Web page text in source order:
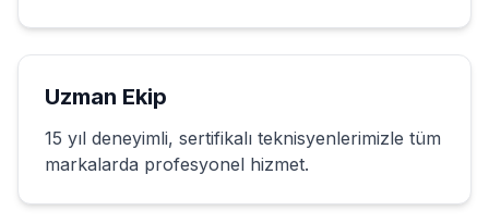
Uzman Ekip
15 yıl deneyimli, sertifikalı teknisyenlerimizle tüm
markalarda profesyonel hizmet.